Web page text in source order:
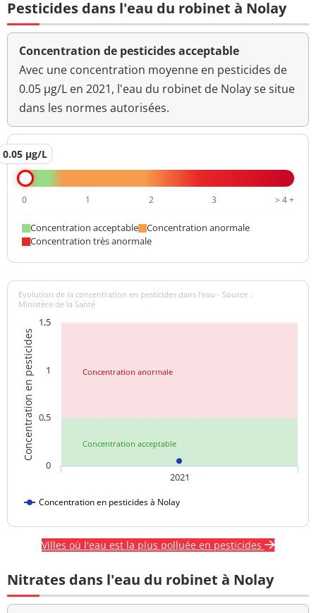
Pesticides dans l'eau du robinet à Nolay
Concentration de pesticides acceptable
Avec une concentration moyenne en pesticides de
0.05 µg/L en 2021, l'eau du robinet de Nolay se situe
dans les normes autorisées.
0.05 µg/L
0 1 2 3 > 4 +
Concentration acceptable
Concentration anormale
Concentration très anormale
Concentration acceptable
Concentration anormale
Concentration en pesticides
Evolution de la concentration en pesticides dans l'eau - Source :
Ministère de la Santé
Concentration en pesticides à Nolay
2021
0
0,5
1
1,5
Villes où l'eau est la plus polluée en pesticides
Nitrates dans l'eau du robinet à Nolay